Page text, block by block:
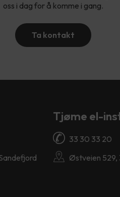
oss i dag for å komme i gang.
Ta kontakt
Tjøme el-
33 30 33 20
Østveien 529,